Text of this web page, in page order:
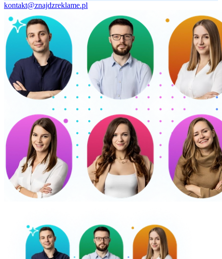
kontakt@znajdzreklame.pl